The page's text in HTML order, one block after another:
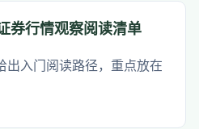
券行情观察阅读清单
出入门阅读路径，重点放在